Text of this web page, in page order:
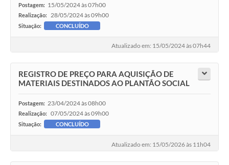
Postagem: 15/05/2024 às 07h00
Realização: 28/05/2024 às 09h00
Situação: CONCLUÍDO
Atualizado em: 15/05/2024 às 07h44
REGISTRO DE PREÇO PARA AQUISIÇÃO DE
MATERIAIS DESTINADOS AO PLANTÃO SOCIAL
Postagem: 23/04/2024 às 08h00
Realização: 07/05/2024 às 09h00
Situação: CONCLUÍDO
Atualizado em: 15/05/2026 às 11h04